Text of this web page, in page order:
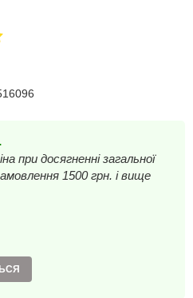
при досягненні загальної
1500 грн. і вище